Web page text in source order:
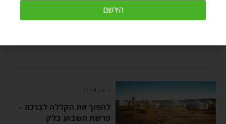
שלנו – כאשר מדברים עם
אלוקים אנחנו מגיעים
פשוט ועמוק
להפוך את הקללה לברכה –
פרשת השבוע בלק
הירשם